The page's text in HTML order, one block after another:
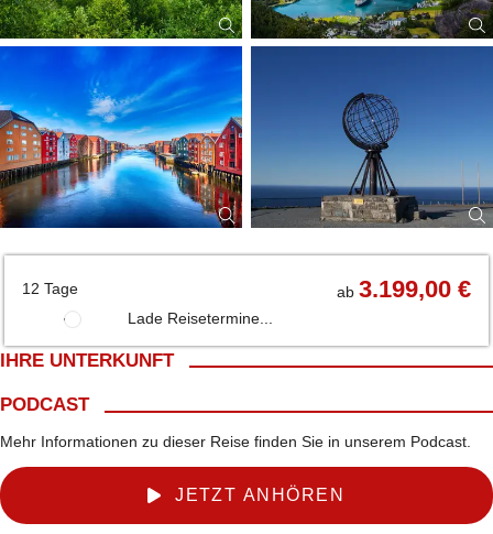
12 Tage ab3.199,00 €
Lade Reisetermine...
IHRE UNTERKUNFT
PODCAST
Mehr Informationen zu dieser Reise finden Sie in unserem Podcast.
JETZT ANHÖREN